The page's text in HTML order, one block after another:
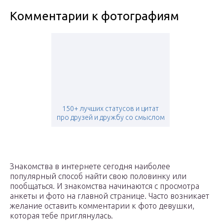
Комментарии к фотографиям
150+ лучших статусов и цитат
про друзей и дружбу со смыслом
Знакомства в интернете сегодня наиболее
популярный способ найти свою половинку или
пообщаться. И знакомства начинаются с просмотра
анкеты и фото на главной странице. Часто возникает
желание оставить комментарии к фото девушки,
которая тебе приглянулась.